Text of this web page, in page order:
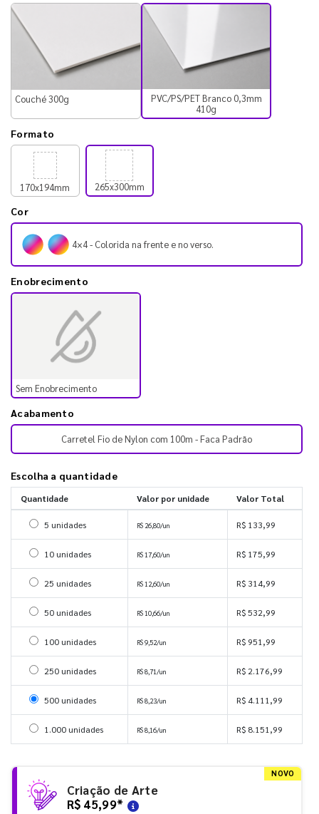
Couché 300g
PVC/PS/PET Branco 0,3mm
410g
Formato
170x194mm 265x300mm
Cor
4×4 - Colorida na frente e no verso.
Enobrecimento
Sem Enobrecimento
Acabamento
Carretel Fio de Nylon com 100m - Faca Padrão
Escolha a quantidade
Quantidade Valor por unidade Valor Total
Selecionar 5 unidades
5 unidades R$ 26,80/un R$ 133,99
Selecionar 10 unidades
10 unidades R$ 17,60/un R$ 175,99
Selecionar 25 unidades
25 unidades R$ 12,60/un R$ 314,99
Selecionar 50 unidades
50 unidades R$ 10,66/un R$ 532,99
Selecionar 100 unidades
100 unidades R$ 9,52/un R$ 951,99
Selecionar 250 unidades
250 unidades R$ 8,71/un R$ 2.176,99
Selecionar 500 unidades
500 unidades R$ 8,23/un R$ 4.111,99
Selecionar 1000 unidades
1.000 unidades R$ 8,16/un R$ 8.151,99
NOVO
Criação de Arte
R$ 45,99*